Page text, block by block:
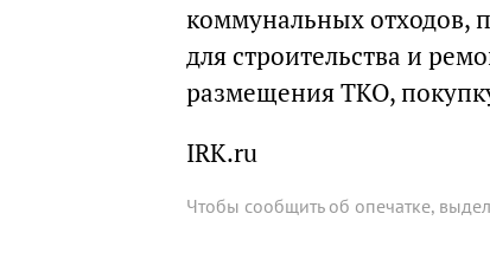
коммунальных отходов,
для строительства и
размещения ТКО,
IRK.ru
Чтобы сообщить об опечатке,